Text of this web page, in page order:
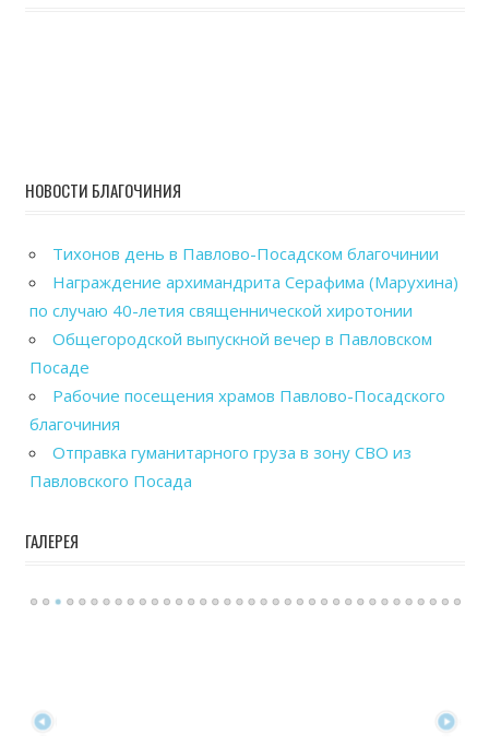
НОВОСТИ БЛАГОЧИНИЯ
Тихонов день в Павлово-Посадском благочинии
Награждение архимандрита Серафима (Марухина)
по случаю 40-летия священнической хиротонии
Общегородской выпускной вечер в Павловском
Посаде
Рабочие посещения храмов Павлово-Посадского
благочиния
Отправка гуманитарного груза в зону СВО из
Павловского Посада
ГАЛЕРЕЯ